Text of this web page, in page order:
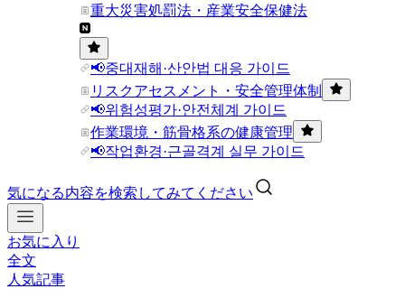
重大災害処罰法・産業安全保健法
📢중대재해·산안법 대응 가이드
リスクアセスメント・安全管理体制
📢위험성평가·안전체계 가이드
作業環境・筋骨格系の健康管理
📢작업환경·근골격계 실무 가이드
気になる内容を検索してみてください
お気に入り
全文
人気記事